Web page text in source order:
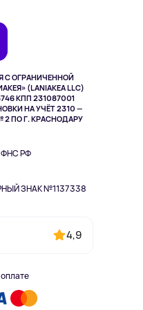
С ОГРАНИЧЕННОЙ
(LANIAKEA LLC)
КПП 231087001
НА УЧЁТ 2310 —
ПО Г. КРАСНОДАРУ
ФНС РФ
ЗНАК №1137338
4,9